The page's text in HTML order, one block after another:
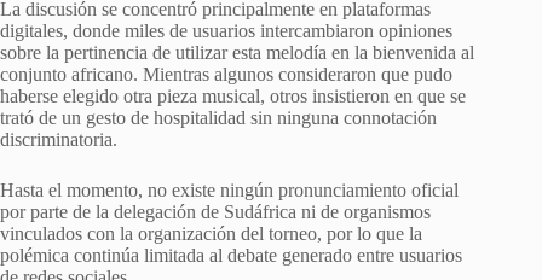
La discusión se concentró principalmente en plataformas
digitales, donde miles de usuarios intercambiaron opiniones
sobre la pertinencia de utilizar esta melodía en la bienvenida al
conjunto africano. Mientras algunos consideraron que pudo
haberse elegido otra pieza musical, otros insistieron en que se
trató de un gesto de hospitalidad sin ninguna connotación
discriminatoria.
Hasta el momento, no existe ningún pronunciamiento oficial
por parte de la delegación de Sudáfrica ni de organismos
vinculados con la organización del torneo, por lo que la
polémica continúa limitada al debate generado entre usuarios